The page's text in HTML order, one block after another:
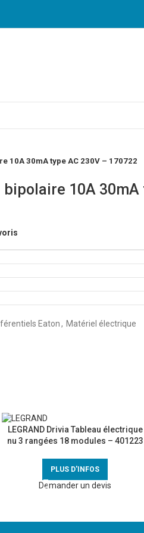
10A 30mA type AC 230V – 170722
10A 30mA
Eaton, Matériel électrique
LEGRAND Drivia Tableau électrique
nu 3 rangées 18 modules – 401223
PLUS D'INFOS
Demander un devis